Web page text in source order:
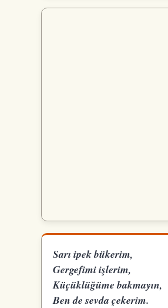
Sarı ipek bükerim,
Gergefimi işlerim,
Küçüklüğüme bakmayın,
Ben de sevda çekerim.